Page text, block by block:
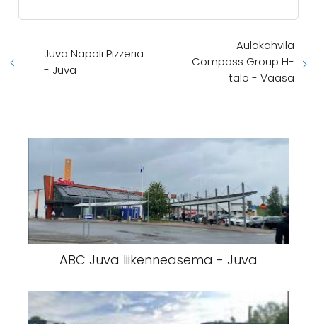
Juva Napoli Pizzeria
- Juva
Aulakahvila
Compass Group H-
talo - Vaasa
ABC Juva liikenneasema - Juva